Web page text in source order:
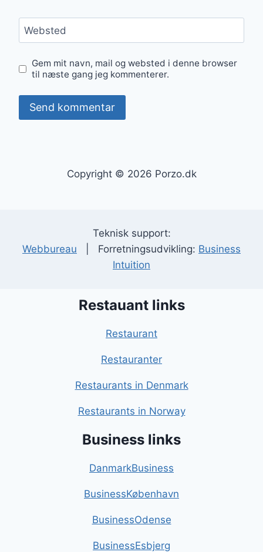
Websted
Gem mit navn, mail og websted i denne browser
til næste gang jeg kommenterer.
Copyright © 2026 Porzo.dk
Teknisk support:
Webbureau | Forretningsudvikling: Business
Intuition
Restauant links
Restaurant
Restauranter
Restaurants in Denmark
Restaurants in Norway
Business links
DanmarkBusiness
BusinessKøbenhavn
BusinessOdense
BusinessEsbjerg